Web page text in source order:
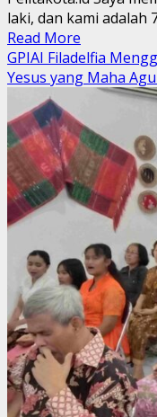
laki, dan kami adalah
Read More
more
about
Kasih
Tuhan
Yang
Segala
Hal:
Sebuah
Kesaksian
Keluarga
GPIAI Filadelfia
Yesus yang Maha